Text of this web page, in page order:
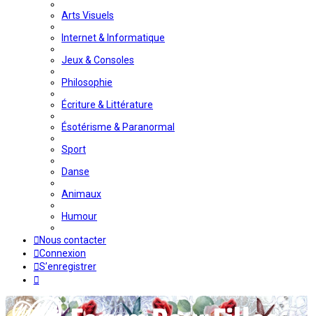
Arts Visuels
Internet & Informatique
Jeux & Consoles
Philosophie
Écriture & Littérature
Ésotérisme & Paranormal
Sport
Danse
Animaux
Humour
Nous contacter
Connexion
S’enregistrer